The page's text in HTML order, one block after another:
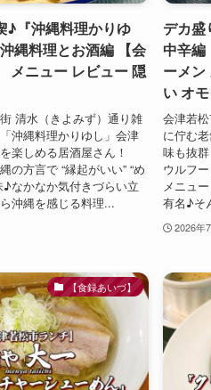
♪『沖縄料理かりゆ
縄料理とお酒編 【会
メニュー レビュー 隠
清水（きよみず）通り雑
沖縄料理かりゆし」会津
楽しめる居酒屋さん！
の方言で “縁起がいい” “め
♪なかなか気付きづらい立
沖縄を感じる料理...
デカ盛
中辛編
ーメン
い オ
会津若
に佇む
味も抜
ウルフ
メニュ
有名♪そ
2026年
【食録あいづ】